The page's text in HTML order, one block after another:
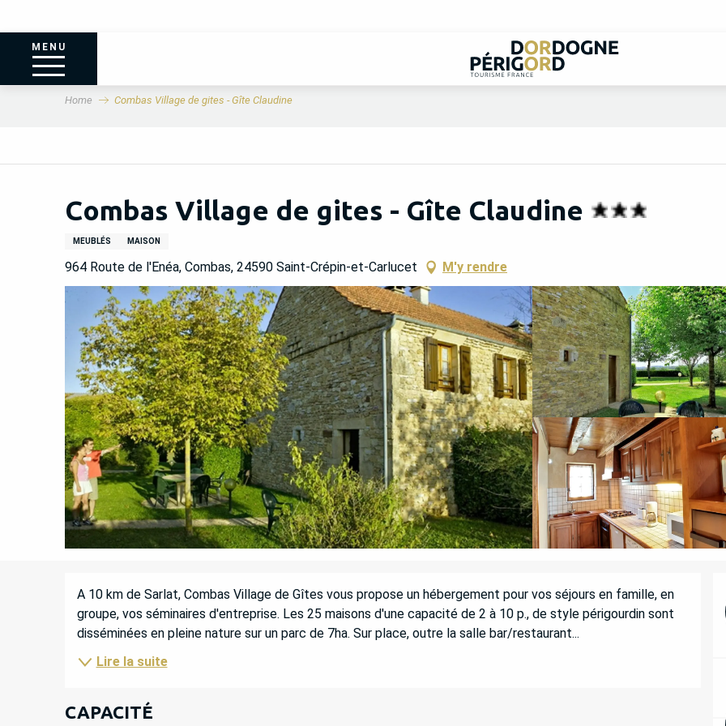
MENU
Home Combas Village de gites - Gîte Claudine
Combas Village de gites - Gîte Claudine
MEUBLÉS MAISON
964 Route de l'Enéa, Combas, 24590 Saint-Crépin-et-Carlucet M'y rendre
DESCRIPTION
A 10 km de Sarlat, Combas Village de Gîtes vous propose un hébergement pour vos séjours en famille, en
groupe, vos séminaires d'entreprise. Les 25 maisons d'une capacité de 2 à 10 p., de style périgourdin sont
disséminées en pleine nature sur un parc de 7ha. Sur place, outre la salle bar/restaurant...
Lire la suite
CAPACITÉ